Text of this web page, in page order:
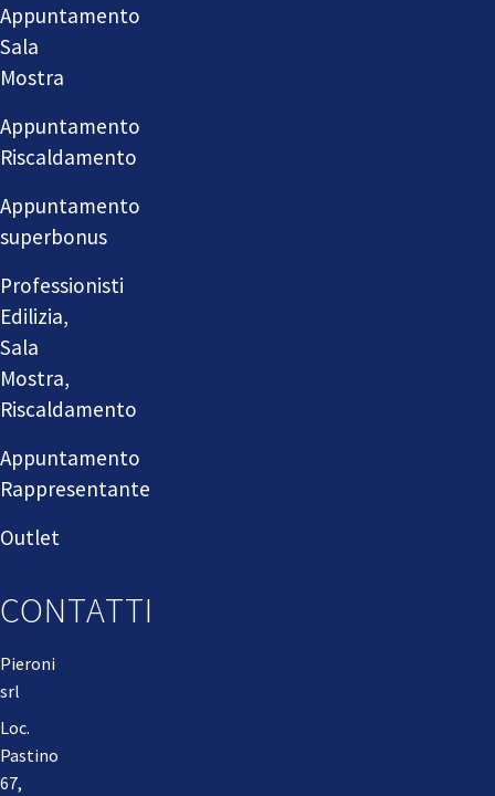
Appuntamento
Sala
Mostra
Appuntamento
Riscaldamento
Appuntamento
superbonus
Professionisti
Edilizia,
Sala
Mostra,
Riscaldamento
Appuntamento
Rappresentante
Outlet
CONTATTI
Pieroni
srl
Loc.
Pastino
67,